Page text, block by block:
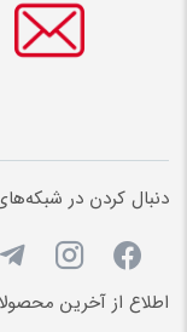
دنبال کردن در
اطلاع از آخرین